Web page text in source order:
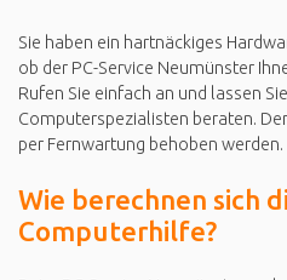
Sie haben ein hartnäckiges
ob der PC-Service Neumünster
Rufen Sie einfach an und lassen
Computerspezialisten beraten.
per Fernwartung behoben werden.
Wie berechnen sich
Computerhilfe?